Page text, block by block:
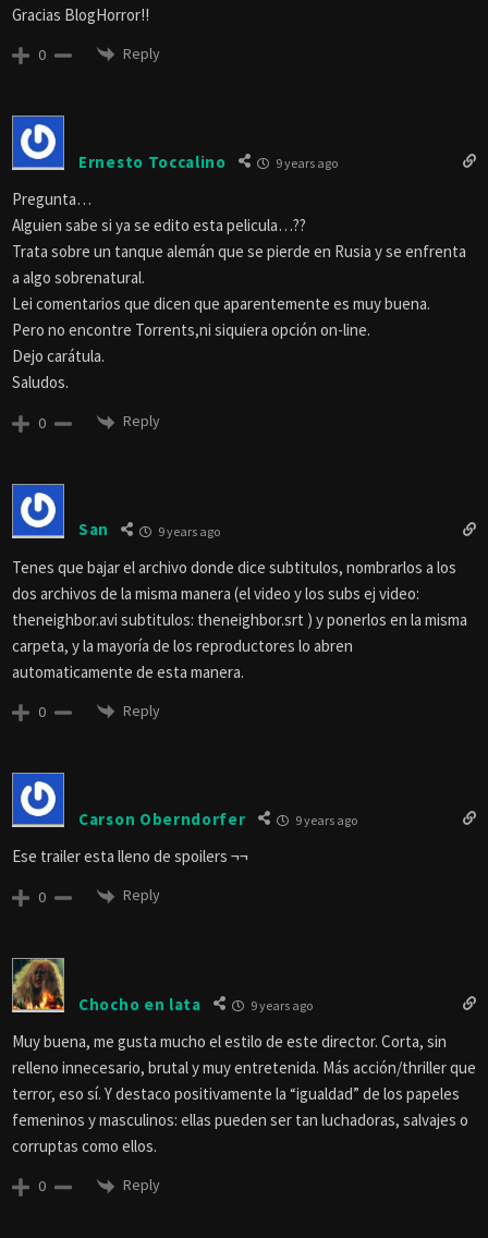
Gracias BlogHorror!!
0 Reply
Ernesto Toccalino 9 years ago
Pregunta…
Alguien sabe si ya se edito esta pelicula…??
Trata sobre un tanque alemán que se pierde en Rusia y se enfrenta
a algo sobrenatural.
Lei comentarios que dicen que aparentemente es muy buena.
Pero no encontre Torrents,ni siquiera opción on-line.
Dejo carátula.
Saludos.
0 Reply
San 9 years ago
Tenes que bajar el archivo donde dice subtitulos, nombrarlos a los
dos archivos de la misma manera (el video y los subs ej video:
theneighbor.avi subtitulos: theneighbor.srt ) y ponerlos en la misma
carpeta, y la mayoría de los reproductores lo abren
automaticamente de esta manera.
0 Reply
Carson Oberndorfer 9 years ago
Ese trailer esta lleno de spoilers ¬¬
0 Reply
Chocho en lata 9 years ago
Muy buena, me gusta mucho el estilo de este director. Corta, sin
relleno innecesario, brutal y muy entretenida. Más acción/thriller que
terror, eso sí. Y destaco positivamente la “igualdad” de los papeles
femeninos y masculinos: ellas pueden ser tan luchadoras, salvajes o
corruptas como ellos.
0 Reply